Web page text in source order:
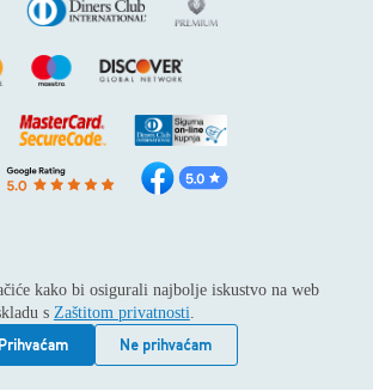
kako bi osigurali najbolje iskustvo na web
s Zaštitom privatnosti.
Prihvaćam
Ne prihvaćam
pridržana © 2026
Alago
usluge i zastupanje stranih tvrtki /
10436 Rakov potok / Telefon: +385 1
/ Podaci o subjektu:
Trgovačkog suda u Zagrebu pod